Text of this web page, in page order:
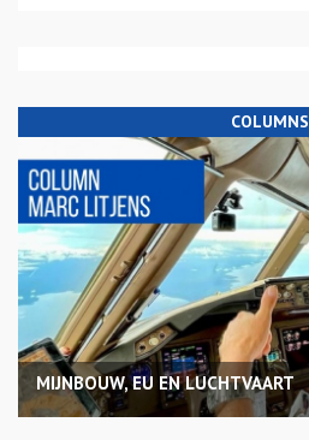
COLUMNS
MIJNBOUW, EU EN LUCHTVAART